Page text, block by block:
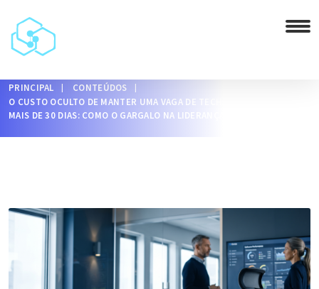
PRINCIPAL
CONTEÚDOS
O CUSTO OCULTO DE MANTER UMA VAGA DE TECH LEAD ABERTA POR
MAIS DE 30 DIAS: COMO O GARGALO NA LIDERANÇA DRENA O CAIXA